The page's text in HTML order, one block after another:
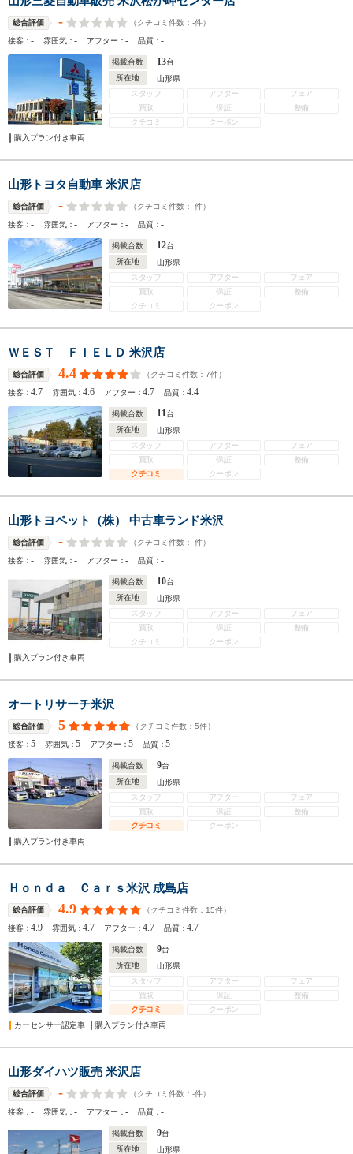
総合評価 - （クチコミ件数： -件）
接客：- 雰囲気：- アフター：- 品質：-
掲載台数 13台
所在地
山形県
スタッフ
アフター
フェア
買取
保証
整備
クチコミ
クーポン
購入プラン付き車両
山形トヨタ自動車 米沢店
総合評価 - （クチコミ件数： -件）
接客：- 雰囲気：- アフター：- 品質：-
掲載台数 12台
所在地
山形県
スタッフ
アフター
フェア
買取
保証
整備
クチコミ
クーポン
ＷＥＳＴ ＦＩＥＬＤ 米沢店
総合評価 4.4 （クチコミ件数： 7件）
接客：4.7 雰囲気：4.6 アフター：4.7 品質：4.4
掲載台数 11台
所在地
山形県
スタッフ
アフター
フェア
買取
保証
整備
クチコミ
クーポン
山形トヨペット（株） 中古車ランド米沢
総合評価 - （クチコミ件数： -件）
接客：- 雰囲気：- アフター：- 品質：-
掲載台数 10台
所在地
山形県
スタッフ
アフター
フェア
買取
保証
整備
クチコミ
クーポン
購入プラン付き車両
オートリサーチ米沢
総合評価 5 （クチコミ件数： 5件）
接客：5 雰囲気：5 アフター：5 品質：5
掲載台数 9台
所在地
山形県
スタッフ
アフター
フェア
買取
保証
整備
クチコミ
クーポン
購入プラン付き車両
Ｈｏｎｄａ Ｃａｒｓ米沢 成島店
総合評価 4.9 （クチコミ件数： 15件）
接客：4.9 雰囲気：4.7 アフター：4.7 品質：4.7
掲載台数 9台
所在地
山形県
スタッフ
アフター
フェア
買取
保証
整備
クチコミ
クーポン
カーセンサー認定車
購入プラン付き車両
山形ダイハツ販売 米沢店
総合評価 - （クチコミ件数： -件）
接客：- 雰囲気：- アフター：- 品質：-
掲載台数 9台
所在地
山形県